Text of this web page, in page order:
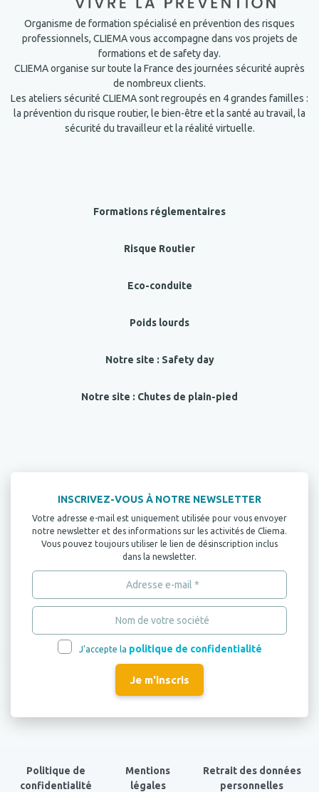
Organisme de formation spécialisé en prévention des risques
professionnels, CLIEMA vous accompagne dans vos projets de
formations et de safety day.
CLIEMA organise sur toute la France des journées sécurité auprès
de nombreux clients.
Les ateliers sécurité CLIEMA sont regroupés en 4 grandes familles :
la prévention du risque routier, le bien-être et la santé au travail, la
sécurité du travailleur et la réalité virtuelle.
Formations réglementaires
Risque Routier
Eco-conduite
Poids lourds
Notre site : Safety day
Notre site : Chutes de plain-pied
INSCRIVEZ-VOUS À NOTRE NEWSLETTER
Votre adresse e-mail est uniquement utilisée pour vous envoyer
notre newsletter et des informations sur les activités de Cliema.
Vous pouvez toujours utiliser le lien de désinscription inclus
dans la newsletter.
J'accepte la politique de confidentialité
Politique de
confidentialité
Mentions
légales
Retrait des données
personnelles